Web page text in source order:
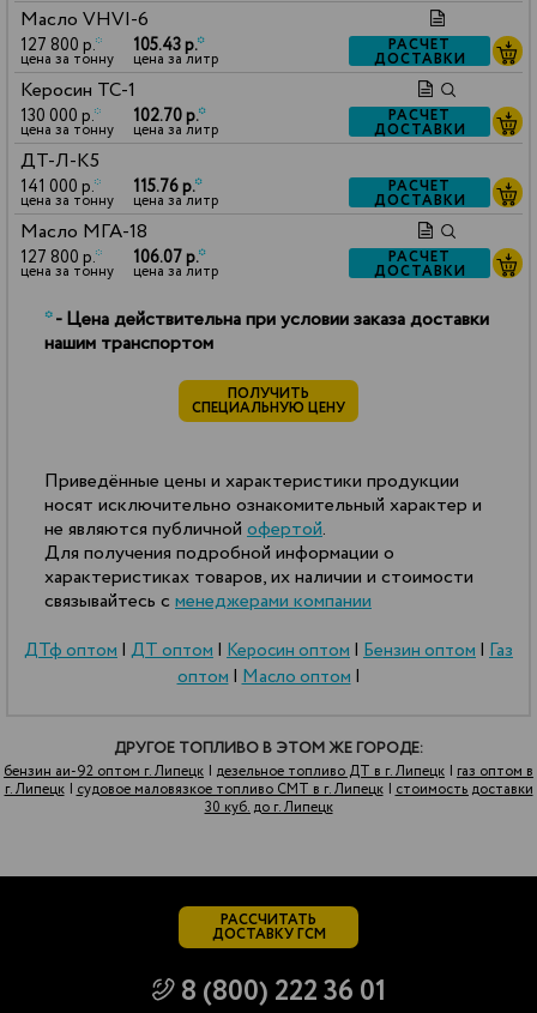
Масло VHVI-6
127 800 р.*
цена за тонну
105.43 р.*
цена за литр
РАСЧЕТ
ДОСТАВКИ
Керосин ТС-1
130 000 р.*
цена за тонну
102.70 р.*
цена за литр
РАСЧЕТ
ДОСТАВКИ
ДТ-Л-К5
141 000 р.*
цена за тонну
115.76 р.*
цена за литр
РАСЧЕТ
ДОСТАВКИ
Масло МГА-18
127 800 р.*
цена за тонну
106.07 р.*
цена за литр
РАСЧЕТ
ДОСТАВКИ
*- Цена действительна при условии заказа доставки
нашим транспортом
ПОЛУЧИТЬ
СПЕЦИАЛЬНУЮ ЦЕНУ
Приведённые цены и характеристики продукции
носят исключительно ознакомительный характер и
не являются публичной офертой.
Для получения подробной информации о
характеристиках товаров, их наличии и стоимости
связывайтесь с менеджерами компании
ДТф оптом| ДТ оптом| Керосин оптом| Бензин оптом| Газ
оптом|Масло оптом|
ДРУГОЕ ТОПЛИВО В ЭТОМ ЖЕ ГОРОДЕ:
бензин аи-92 оптом г. Липецк | дезельное топливо ДТ в г. Липецк | газ оптом в
г. Липецк| судовое маловязкое топливо СМТ в г. Липецк| стоимость доставки
30 куб. до г. Липецк
РАССЧИТАТЬ
ДОСТАВКУ ГСМ
8 (800) 222 36 01